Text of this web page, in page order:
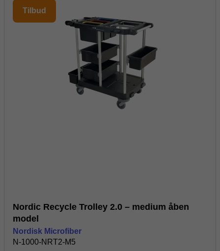
Tilbud
Nordic Recycle Trolley 2.0 – medium åben
model
Nordisk Microfiber
N-1000-NRT2-M5